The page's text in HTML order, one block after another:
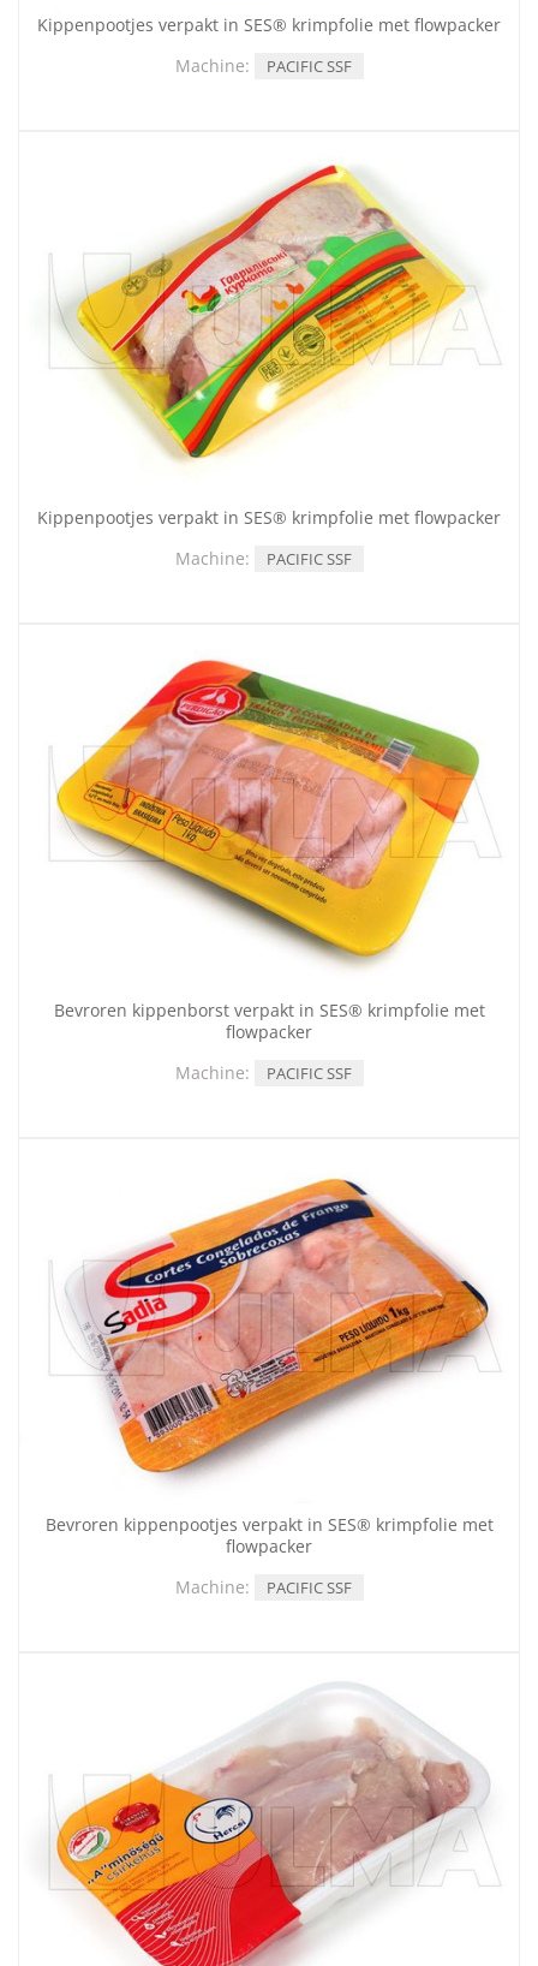
Kippenpootjes verpakt in SES® krimpfolie met flowpacker
Machine:
PACIFIC SSF
Kippenpootjes verpakt in SES® krimpfolie met flowpacker
Machine:
PACIFIC SSF
Bevroren kippenborst verpakt in SES® krimpfolie met
flowpacker
Machine:
PACIFIC SSF
Bevroren kippenpootjes verpakt in SES® krimpfolie met
flowpacker
Machine:
PACIFIC SSF